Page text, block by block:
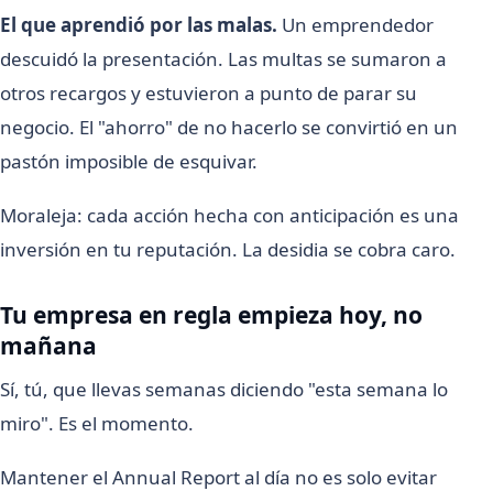
El que aprendió por las malas. Un emprendedor
descuidó la presentación. Las multas se sumaron a
otros recargos y estuvieron a punto de parar su
negocio. El "ahorro" de no hacerlo se convirtió en un
pastón imposible de esquivar.
Moraleja: cada acción hecha con anticipación es una
inversión en tu reputación. La desidia se cobra caro.
Tu empresa en regla empieza hoy, no
mañana
Sí, tú, que llevas semanas diciendo "esta semana lo
miro". Es el momento.
Mantener el Annual Report al día no es solo evitar